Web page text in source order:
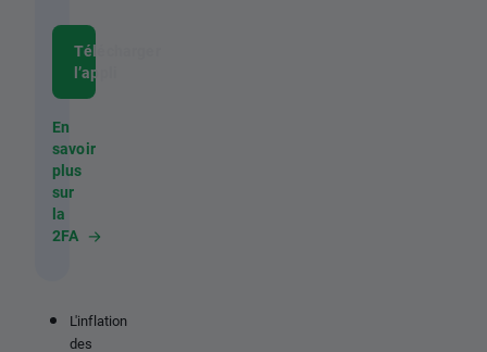
Télécharger
l’appli
En
savoir
plus
sur
la
2FA
L'inflation
des